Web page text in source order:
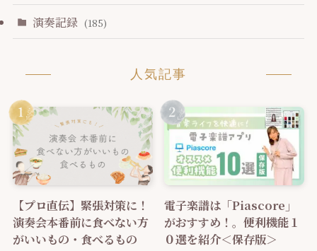
演奏記録 (185)
人気記事
【プロ直伝】緊張対策に！
演奏会本番前に食べない方
がいいもの・食べるもの
電子楽譜は「Piascore」
がおすすめ！。便利機能１
０選を紹介＜保存版＞